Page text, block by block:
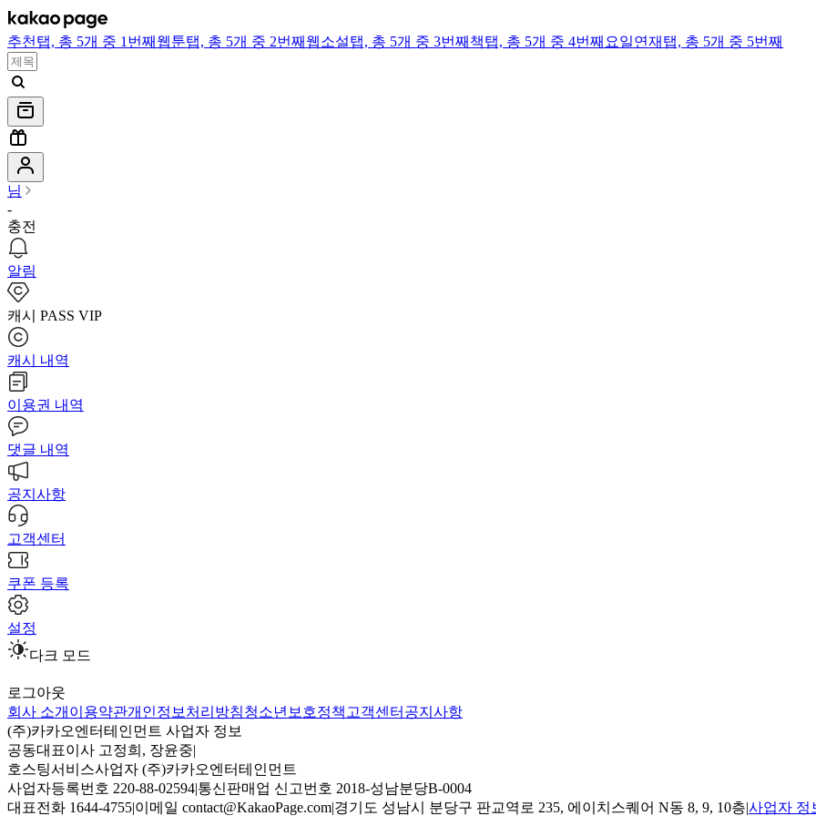
추천 탭, 총 5개 중 1번째 웹툰탭, 총 5개 중 2번째 웹소설탭, 총 5개 중 3번째 책탭, 총 5개 중 4번째 요일연재 탭, 총 5개 중 5번째
님
-
충전
알림
캐시 PASS VIP
캐시 내역
이용권 내역
댓글 내역
공지사항
고객센터
쿠폰 등록
설정
다크 모드
로그아웃
회사 소개 이용약관개인정보처리방침청소년보호정책 고객센터 공지사항
(주)카카오엔터테인먼트 사업자 정보
공동대표이사 고정희, 장윤중|
호스팅서비스사업자 (주)카카오엔터테인먼트
사업자등록번호 220-88-02594|통신판매업 신고번호 2018-성남분당B-0004
대표전화 1644-4755|이메일 contact@KakaoPage.com|경기도 성남시 분당구 판교역로 235, 에이치스퀘어 N동 8, 9, 10층|사업자 정